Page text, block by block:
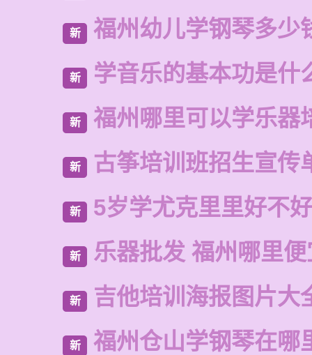
新 福州幼儿学钢琴多少
新 学音乐的基本功是什
新 福州哪里可以学乐器
新 古筝培训班招生宣传
新 5岁学尤克里里好不好
新 乐器批发 福州哪里便
新 吉他培训海报图片大
新 福州仓山学钢琴在哪